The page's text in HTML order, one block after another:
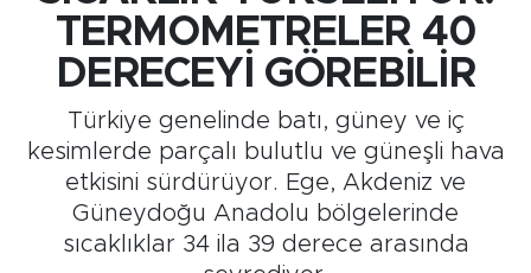
TERMOMETRELER 40
DERECEYİ GÖREBİLİR
Türkiye genelinde batı, güney ve iç
kesimlerde parçalı bulutlu ve güneşli hava
etkisini sürdürüyor. Ege, Akdeniz ve
Güneydoğu Anadolu bölgelerinde
sıcaklıklar 34 ila 39 derece arasında
Medya
Siyaset
Teknoloji